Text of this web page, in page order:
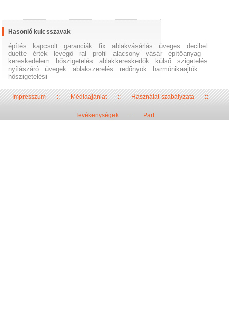
Hasonló kulcsszavak
építés kapcsolt garanciák fix ablakvásárlás üveges
decibel
duette
érték levegő ral profil alacsony vásár
építőanyag
kereskedelem
hőszigetelés ablakkereskedők külső
szigetelés
nyílászáró
üvegek ablakszerelés redőnyök
harmónikaajtók
hőszigetelési
Impresszum::Médiaajánlat::Használat szabályzata::
Tevékenységek:: Part